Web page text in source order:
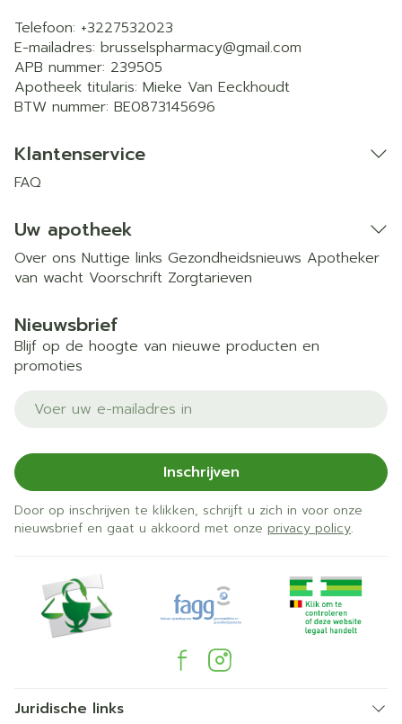
Telefoon: +3227532023
E-mailadres: brusselspharmacy@gmail.com
APB nummer: 239505
Apotheek titularis: Mieke Van Eeckhoudt
BTW nummer: BE0873145696
Klantenservice
FAQ
Uw apotheek
Over ons Nuttige links Gezondheidsnieuws Apotheker
van wacht Voorschrift Zorgtarieven
Nieuwsbrief
Blijf op de hoogte van nieuwe producten en
promoties
E-mail adres
Inschrijven
Door op inschrijven te klikken, schrijft u zich in voor onze
nieuwsbrief en gaat u akkoord met onze privacy policy.
Juridische links